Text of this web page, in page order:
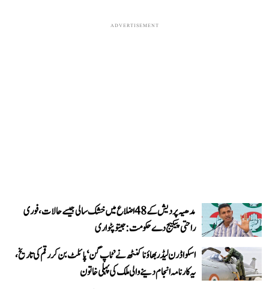
ADVERTISEMENT
مدھیہ پردیش کے 48 اضلاع میں خشک سالی جیسے حالات، فوری
راحتی پیکیج دے حکومت: جیتو پٹواری
اسکواڈرن لیڈر بھاؤنا کنٹھ نے ’ٹاپ گن‘ پائلٹ بن کر رقم کی تاریخ،
یہ کارنامہ انجام دینے والی ملک کی پہلی خاتون